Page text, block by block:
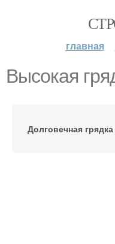
главная
Высокая
Долговечная грядка